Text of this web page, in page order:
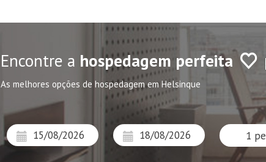
Encontre a hospedagem perfeita
As melhores opções de hospedagem em Helsinque
1